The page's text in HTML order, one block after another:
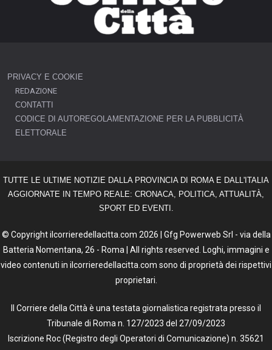
PRIVACY E COOKIE
REDAZIONE
CONTATTI
CODICE DI AUTOREGOLAMENTAZIONE PER LA PUBBLICITÀ
ELETTORALE
TUTTE LE ULTIME NOTIZIE DALLA PROVINCIA DI ROMA E DALL'ITALIA
AGGIORNATE IN TEMPO REALE: CRONACA, POLITICA, ATTUALITÀ,
SPORT ED EVENTI.
© Copyright ilcorrieredellacitta.com 2026 | Gfg Powerweb Srl - via della
Batteria Nomentana, 26 - Roma | All rights reserved. Loghi, immagini e
video contenuti in ilcorrieredellacitta.com sono di proprietà dei rispettivi
proprietari.
Il Corriere della Città è una testata giornalistica registrata presso il
Tribunale di Roma n. 127/2023 del 27/09/2023
Iscrizione Roc (Registro degli Operatori di Comunicazione) n. 35621